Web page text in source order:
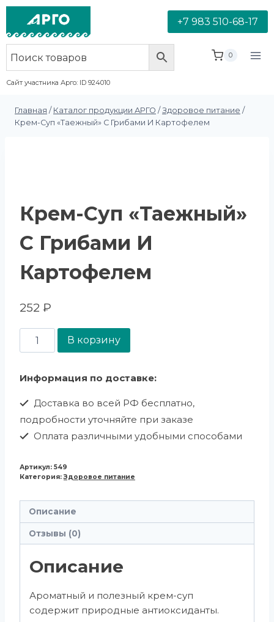
+7 983 510-68-17
Сайт участника Арго: ID 924010
0
Главная / Каталог продукции АРГО / Здоровое питание /
Крем-Суп «Таежный» С Грибами И Картофелем
Крем-Суп «Таежный»
С Грибами И
Картофелем
252 ₽
В корзину
Информация по доставке:
Доставка во всей РФ бесплатно,
подробности уточняйте при заказе
Оплата различными удобными способами
Артикул: 549
Категория:Здоровое питание
Описание
Отзывы (0)
Описание
Ароматный и полезный крем-суп
содержит природные антиоксиданты.